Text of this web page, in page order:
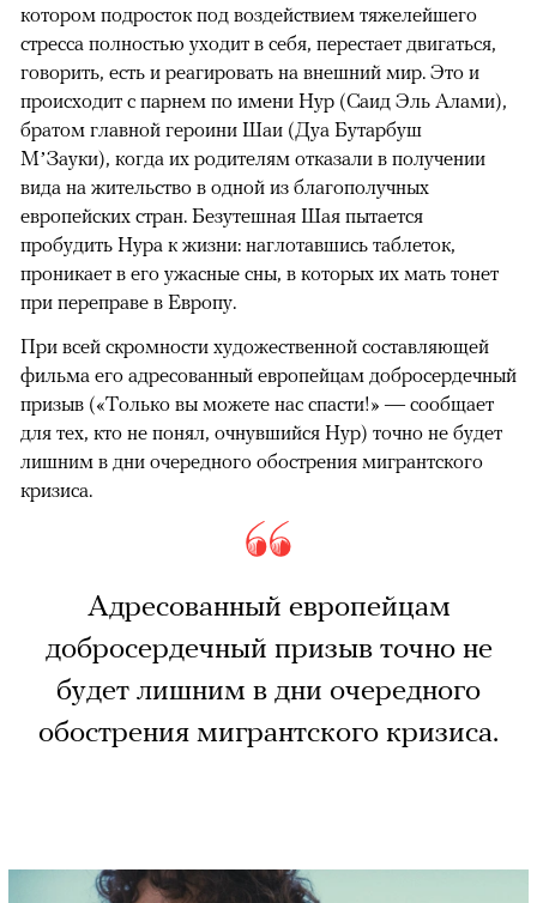
котором подросток под воздействием тяжелейшего
стресса полностью уходит в себя, перестает двигаться,
говорить, есть и реагировать на внешний мир. Это и
происходит с парнем по имени Нур (Саид Эль Алами),
братом главной героини Шаи (Дуа Бутарбуш
М’Зауки), когда их родителям отказали в получении
вида на жительство в одной из благополучных
европейских стран. Безутешная Шая пытается
пробудить Нура к жизни: наглотавшись таблеток,
проникает в его ужасные сны, в которых их мать тонет
при переправе в Европу.
При всей скромности художественной составляющей
фильма его адресованный европейцам добросердечный
призыв («Только вы можете нас спасти!» — сообщает
для тех, кто не понял, очнувшийся Нур) точно не будет
лишним в дни очередного обострения мигрантского
кризиса.
Адресованный европейцам
добросердечный призыв точно не
будет лишним в дни очередного
обострения мигрантского кризиса.